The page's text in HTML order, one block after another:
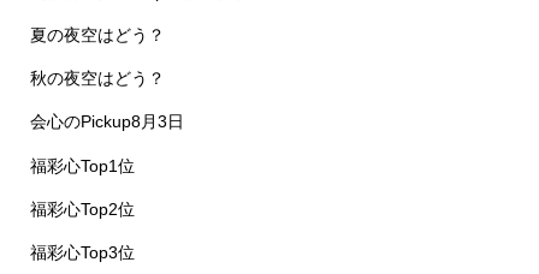
夏の夜空はどう？
秋の夜空はどう？
会心のPickup8月3日
福彩心Top1位
福彩心Top2位
福彩心Top3位